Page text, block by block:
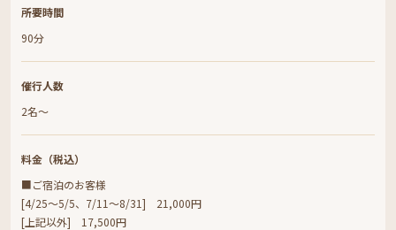
所要時間
90分
催行人数
2名～
料金（税込）
■ご宿泊のお客様
[4/25～5/5、7/11～8/31] 21,000円
[上記以外] 17,500円